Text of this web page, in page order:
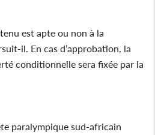
est apte ou non à la
il. En cas d’approbation, la
conditionnelle sera fixée par la
paralympique sud-africain